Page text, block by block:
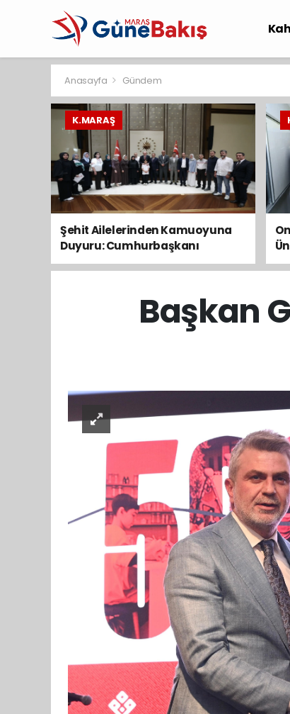
Anasayfa Gündem
K.MARAŞ
Şehit Ailelerinden Kamuoyuna
Duyuru: Cumhurbaşkanı
Erdoğan’a Taleplerimizi İlettik
Başkan